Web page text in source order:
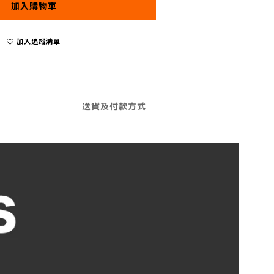
加入購物車
加入追蹤清單
送貨及付款方式